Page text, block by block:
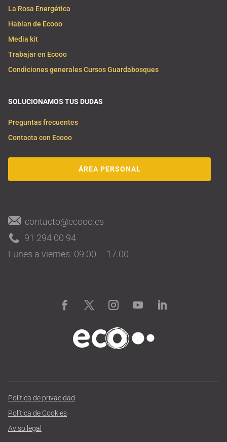
La Rosa Energética
Hablan de Ecooo
Media kit
Trabajar en Ecooo
Condiciones generales Cursos Guardabosques
SOLUCIONAMOS TUS DUDAS
Preguntas frecuentes
Contacta con Ecooo
ÁREA PERSONAL
contacto@ecooo.es
91 294 00 94
Lunes a viernes: 09.00 – 17.00
Política de privacidad
Política de Cookies
Aviso legal